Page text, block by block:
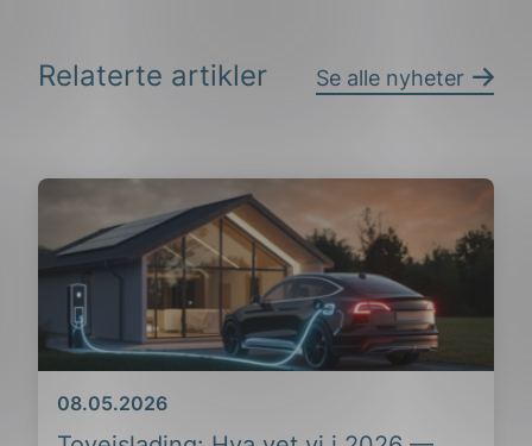
Relaterte artikler Se alle nyheter
Dato
08.05.2026